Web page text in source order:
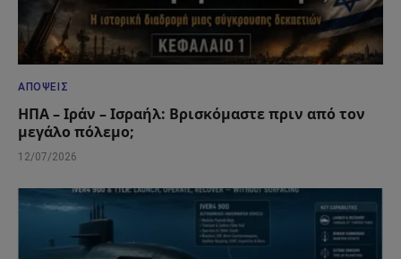
ΑΠΌΨΕΙΣ
ΗΠΑ – Ιράν – Ισραήλ: Βρισκόμαστε πριν από τον
μεγάλο πόλεμο;
12/07/2026